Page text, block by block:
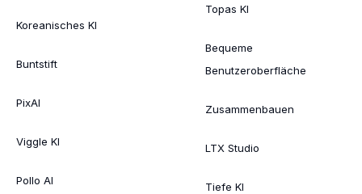
Koreanisches KI
Buntstift
PixAI
Viggle KI
Pollo AI
Topas KI
Bequeme
Benutzeroberfläche
Zusammenbauen
LTX Studio
Tiefe KI